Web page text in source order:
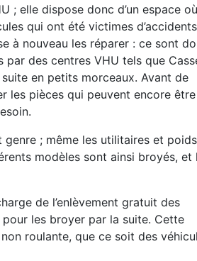
; elle dispose donc d’un espace
qui ont été victimes d’accidents
à nouveau les réparer : ce sont
des centres VHU tels que
en petits morceaux. Avant de
les pièces qui peuvent encore être
; même les utilitaires et poids
modèles sont ainsi broyés, et
de l’enlèvement gratuit des
les broyer par la suite. Cette
roulante, que ce soit des